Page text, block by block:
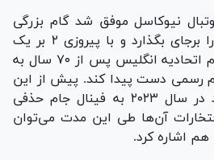
نیوکاسل موفق شد گام بزرگی
بردارد و یک اتفاق مهم را برجای بگذارد و با پیروزی ۲ بر یک
برابر لیورپول در فینال جام اتحادیه انگلیس پس از ۷۰ سال به
رسمی دست پیدا کند. پیش از این
نیوکاسل موفق شده بود در سال ۲۰۲۳ به فینال جام حذفی
آن‌ها طی این مدت می‌توان
هم اشاره کرد.